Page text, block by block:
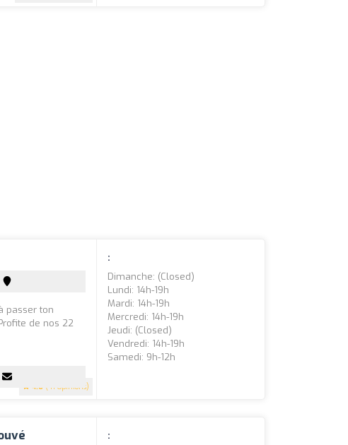
4.6 (41 Opinions)
passer ton
de nos 22
:
Dimanche: (closed)
Lundi: 14h-19h
Mardi: 14h-19h
Mercredi: 14h-19h
Jeudi: (closed)
Vendredi: 14h-19h
Samedi: 9h-12h
: